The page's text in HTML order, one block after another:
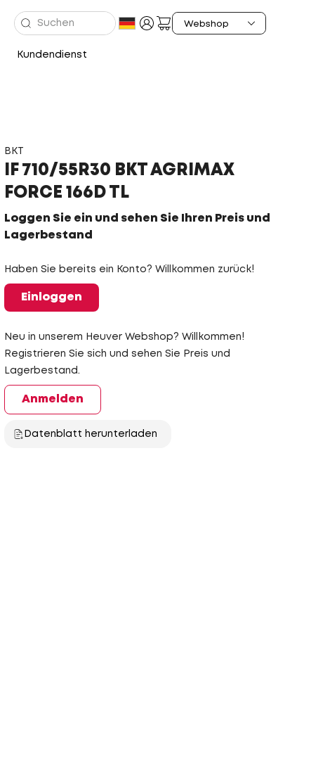
Kundendienst
BKT
IF 710/55R30 BKT AGRIMAX
FORCE 166D TL
Loggen Sie ein und sehen Sie Ihren Preis und
Lagerbestand
Haben Sie bereits ein Konto? Willkommen zurück!
Einloggen
Neu in unserem Heuver Webshop? Willkommen!
Registrieren Sie sich und sehen Sie Preis und
Lagerbestand.
Anmelden
Datenblatt herunterladen